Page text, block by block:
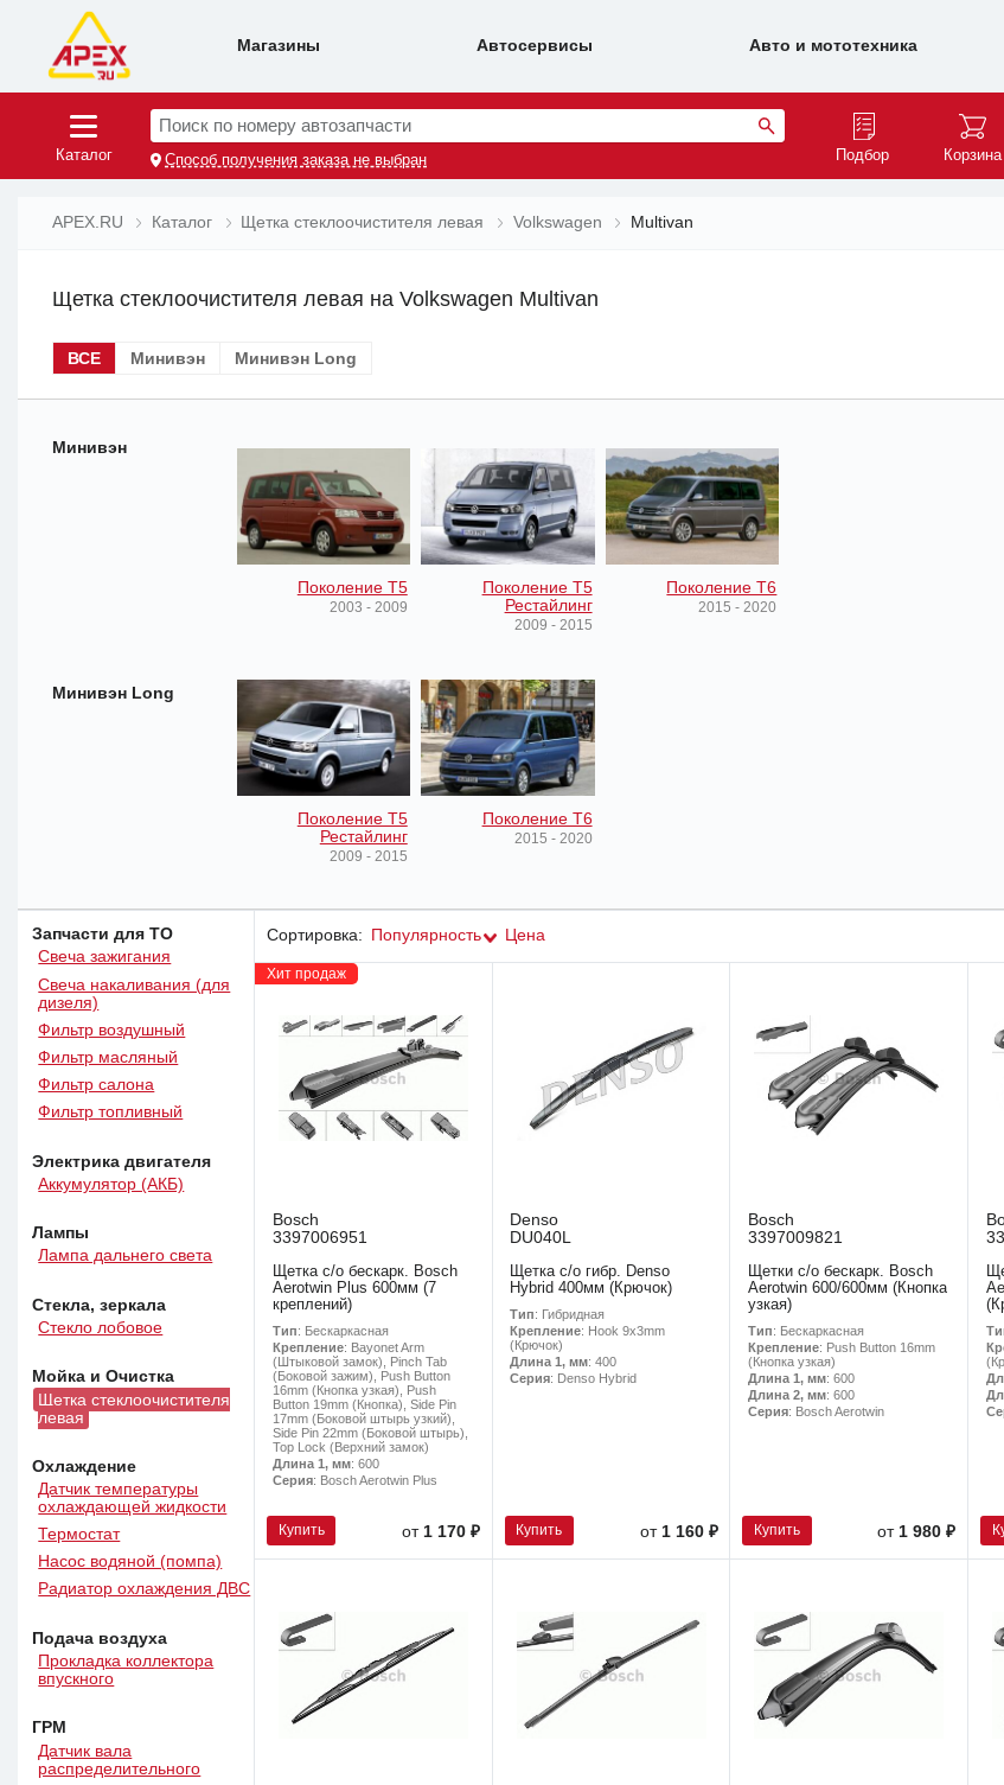
Магазины Автосервисы Авто и мототехника
Каталог
Поиск по номеру автозапчасти
Способ получения заказа не выбран Подбор Корзина
APEX.RU Каталог Щетка стеклоочистителя левая Volkswagen Multivan
Щетка стеклоочистителя левая на Volkswagen Multivan
ВСЕ Минивэн Минивэн Long
Минивэн
Поколение T5
2003 - 2009
Поколение T5
Рестайлинг
2009 - 2015
Поколение T6
2015 - 2020
Минивэн Long
Поколение T5
Рестайлинг
2009 - 2015
Поколение T6
2015 - 2020
Запчасти для ТО
Свеча зажигания
Свеча накаливания (для
дизеля)
Фильтр воздушный
Фильтр масляный
Фильтр салона
Фильтр топливный
Электрика двигателя
Аккумулятор (АКБ)
Лампы
Лампа дальнего света
Стекла, зеркала
Стекло лобовое
Мойка и Очистка
Щетка стеклоочистителя
левая
Охлаждение
Датчик температуры
охлаждающей жидкости
Термостат
Насос водяной (помпа)
Радиатор охлаждения ДВС
Подача воздуха
Прокладка коллектора
впускного
ГРМ
Датчик вала
распределительного
Сортировка: Популярность Цена
Хит продаж
Bosch
3397006951
Щетка с/о бескарк. Bosch
Aerotwin Plus 600мм (7
креплений)
Тип: Бескаркасная
Крепление: Bayonet Arm
(Штыковой замок), Pinch Tab
(Боковой зажим), Push Button
16mm (Кнопка узкая), Push
Button 19mm (Кнопка), Side Pin
17mm (Боковой штырь узкий),
Side Pin 22mm (Боковой штырь),
Top Lock (Верхний замок)
Длина 1, мм: 600
Серия: Bosch Aerotwin Plus
Купить от 1 170 ₽
Denso
DU040L
Щетка с/о гибр. Denso
Hybrid 400мм (Крючок)
Тип: Гибридная
Крепление: Hook 9x3mm
(Крючок)
Длина 1, мм: 400
Серия: Denso Hybrid
Купить от 1 160 ₽
Bosch
3397009821
Щетки с/о бескарк. Bosch
Aerotwin 600/600мм (Кнопка
узкая)
Тип: Бескаркасная
Крепление: Push Button 16mm
(Кнопка узкая)
Длина 1, мм: 600
Длина 2, мм: 600
Серия: Bosch Aerotwin
Купить от 1 980 ₽